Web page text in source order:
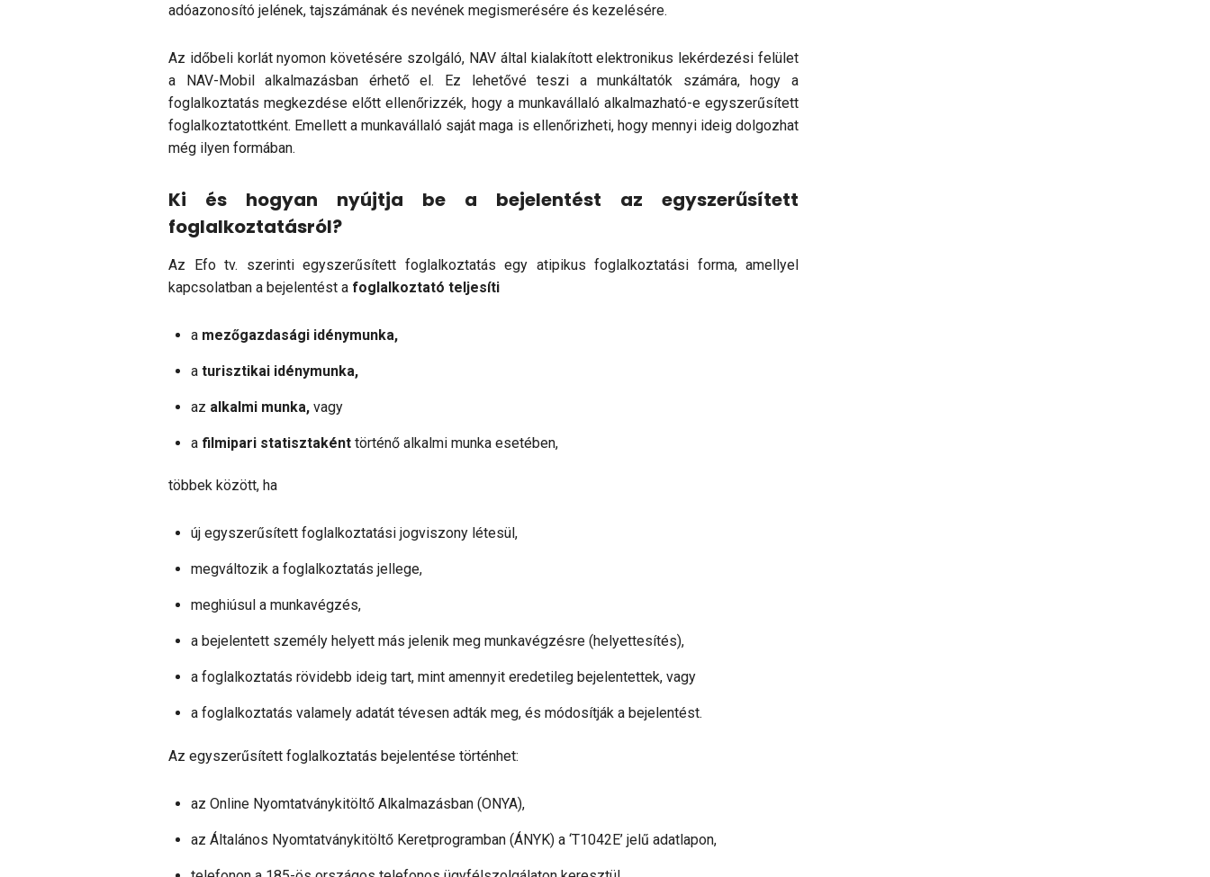
adóazonosító jelének, tajszámának és nevének megismerésére és kezelésére.
Az időbeli korlát nyomon követésére szolgáló, NAV által kialakított elektronikus lekérdezési felület
a NAV-Mobil alkalmazásban érhető el. Ez lehetővé teszi a munkáltatók számára, hogy a
foglalkoztatás megkezdése előtt ellenőrizzék, hogy a munkavállaló alkalmazható-e egyszerűsített
foglalkoztatottként. Emellett a munkavállaló saját maga is ellenőrizheti, hogy mennyi ideig dolgozhat
még ilyen formában.
Ki és hogyan nyújtja be a bejelentést az egyszerűsített
foglalkoztatásról?
Az Efo tv. szerinti egyszerűsített foglalkoztatás egy atipikus foglalkoztatási forma, amellyel
kapcsolatban a bejelentést a foglalkoztató teljesíti
a mezőgazdasági idénymunka,
aturisztikai idénymunka,
az alkalmi munka, vagy
a filmipari statisztaként történő alkalmi munka esetében,
többek között, ha
új egyszerűsített foglalkoztatási jogviszony létesül,
megváltozik a foglalkoztatás jellege,
meghiúsul a munkavégzés,
a bejelentett személy helyett más jelenik meg munkavégzésre (helyettesítés),
a foglalkoztatás rövidebb ideig tart, mint amennyit eredetileg bejelentettek, vagy
a foglalkoztatás valamely adatát tévesen adták meg, és módosítják a bejelentést.
Az egyszerűsített foglalkoztatás bejelentése történhet:
az Online Nyomtatványkitöltő Alkalmazásban (ONYA),
az Általános Nyomtatványkitöltő Keretprogramban (ÁNYK) a ‘T1042E’ jelű adatlapon,